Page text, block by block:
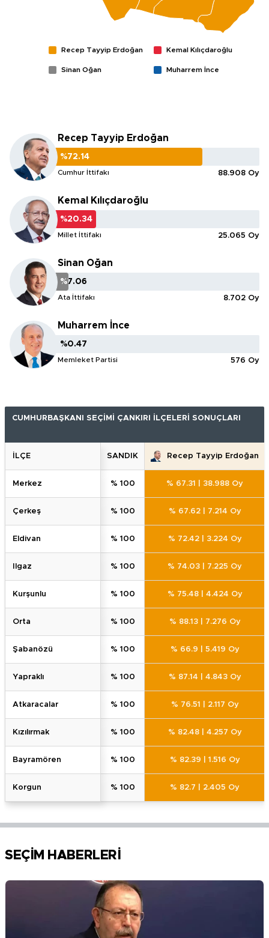
Recep Tayyip Erdoğan Kemal Kılıçdaroğlu
Sinan Oğan Muharrem İnce
Recep Tayyip Erdoğan
%72.14
%72.14
Cumhur İttifakı 88.908 Oy
Kemal Kılıçdaroğlu
%20.34
%20.34
Millet İttifakı 25.065 Oy
Sinan Oğan
%7.06
%7.06
Ata İttifakı 8.702 Oy
Muharrem İnce
%0.47
%0.47
Memleket Partisi 576 Oy
CUMHURBAŞKANI SEÇİMİ ÇANKIRI İLÇELERİ SONUÇLARI
İLÇE SANDIK Recep Tayyip Erdoğan
merkez % 100 % 67.31 38.988 Oy
çerkeş % 100 % 67.62 7.214 Oy
eldi̇van % 100 % 72.42 3.224 Oy
ilgaz % 100 % 74.03 7.225 Oy
kurşunlu % 100 % 75.48 4.424 Oy
orta % 100 % 88.13 7.276 Oy
şabanözü % 100 % 66.9 5.419 Oy
yaprakli % 100 % 87.14 4.843 Oy
atkaracalar % 100 % 76.51 2.117 Oy
kizilirmak % 100 % 82.48 4.257 Oy
bayramören % 100 % 82.39 1.516 Oy
korgun % 100 % 82.7 2.405 Oy
SEÇİM HABERLERİ